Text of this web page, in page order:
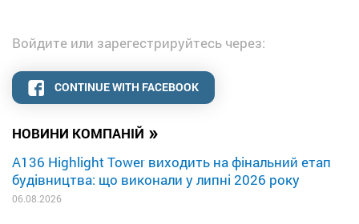
НОВИНИ КОМПАНІЙ »
A136 Highlight Tower виходить на фінальний етап
будівництва: що виконали у липні 2026 року
06.08.2026
Войдите или зарегестрируйтесь через:
CONTINUE WITH FACEBOOK